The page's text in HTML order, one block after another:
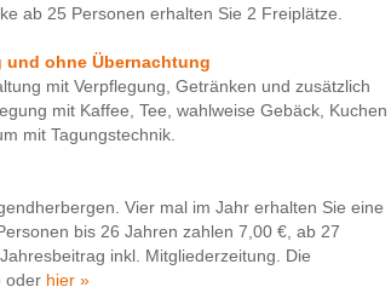
ab 25 Personen erhalten Sie 2 Freiplätze.
ohne Übernachtung
mit Verpflegung, Getränken und zusätzlich
mit Kaffee, Tee, wahlweise Gebäck, Kuchen
mit Tagungstechnik.
Vier mal im Jahr erhalten Sie eine
bis 26 Jahren zahlen 7,00 €, ab 27
inkl. Mitgliederzeitung. Die
oder hier »